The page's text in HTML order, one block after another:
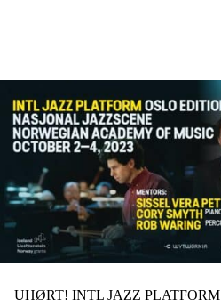
UHØRT! INTL JAZZ PLATFORM